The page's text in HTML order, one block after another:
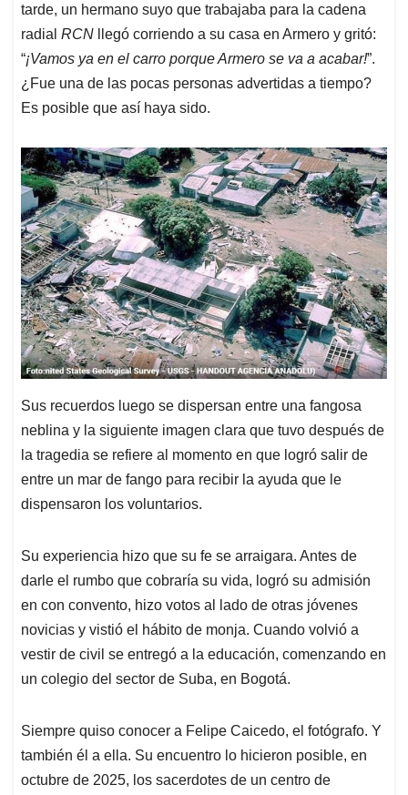
tarde, un hermano suyo que trabajaba para la cadena
radial RCN
llegó corriendo a su casa en Armero y gritó:
“¡Vamos ya en el carro porque Armero se va a acabar!”.
¿Fue una de las pocas personas advertidas a tiempo?
Es posible que así haya sido.
Sus recuerdos luego se dispersan entre una fangosa
neblina y la siguiente imagen clara que tuvo después de
la tragedia se refiere al momento en que logró salir de
entre un mar de fango para recibir la ayuda que le
dispensaron los voluntarios.
Su experiencia hizo que su fe se arraigara. Antes de
darle el rumbo que cobraría su vida, logró su admisión
en con convento, hizo votos al lado de otras jóvenes
novicias y vistió el hábito de monja. Cuando volvió a
vestir de civil se entregó a la educación, comenzando en
un colegio del sector de Suba, en Bogotá.
Siempre quiso conocer a Felipe Caicedo, el fotógrafo. Y
también él a ella. Su encuentro lo hicieron posible, en
octubre de 2025, los sacerdotes de un centro de